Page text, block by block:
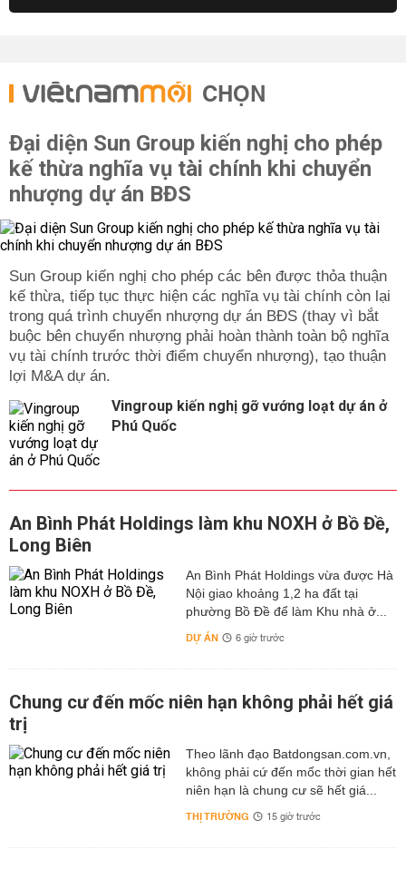
CHỌN
Đại diện Sun Group kiến nghị cho phép
kế thừa nghĩa vụ tài chính khi chuyển
nhượng dự án BĐS
Sun Group kiến nghị cho phép các bên được thỏa thuận
kế thừa, tiếp tục thực hiện các nghĩa vụ tài chính còn lại
trong quá trình chuyển nhượng dự án BĐS (thay vì bắt
buộc bên chuyển nhượng phải hoàn thành toàn bộ nghĩa
vụ tài chính trước thời điểm chuyển nhượng), tạo thuận
lợi M&A dự án.
Vingroup kiến nghị gỡ vướng loạt dự án ở
Phú Quốc
An Bình Phát Holdings làm khu NOXH ở Bồ Đề,
Long Biên
An Bình Phát Holdings vừa được Hà
Nội giao khoảng 1,2 ha đất tại
phường Bồ Đề để làm Khu nhà ở...
DỰ ÁN 6 giờ trước
Chung cư đến mốc niên hạn không phải hết giá
trị
Theo lãnh đạo Batdongsan.com.vn,
không phải cứ đến mốc thời gian hết
niên hạn là chung cư sẽ hết giá...
THỊ TRƯỜNG 15 giờ trước